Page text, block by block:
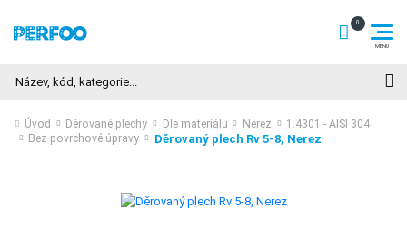
Úvod Děrované plechy Dle materiálu Nerez
1.4301 - AISI 304
Bez povrchové úpravy
Děrovaný plech Rv 5-8, Nerez